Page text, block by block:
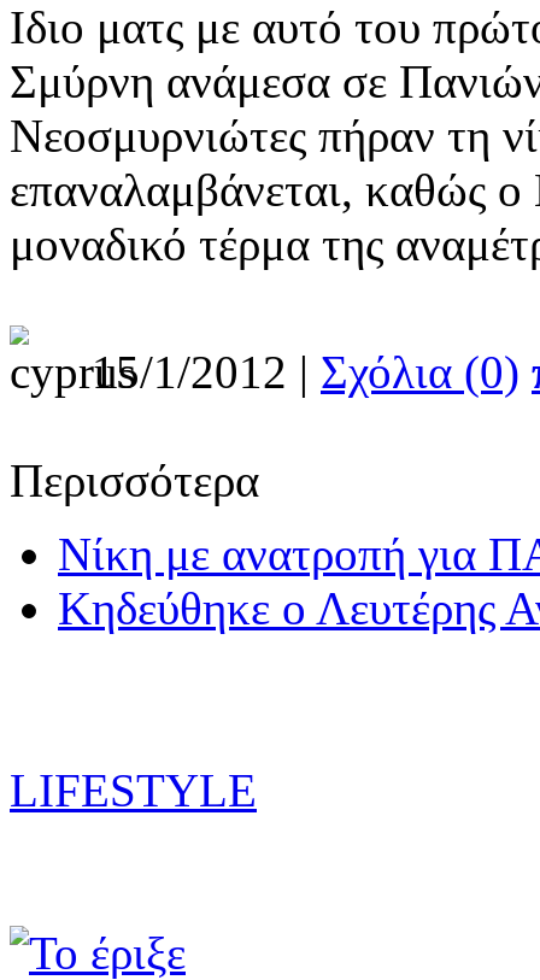
Ιδιο ματς με αυτό του
Σμύρνη ανάμεσα σε
Νεοσμυρνιώτες πήραν τη
επαναλαμβάνεται, καθώς
μοναδικό τέρμα της
15/1/2012 | Σχόλια (0)
Περισσότερα
Νίκη με ανατροπή για
Κηδεύθηκε ο Λευτέρης
LIFESTYLE